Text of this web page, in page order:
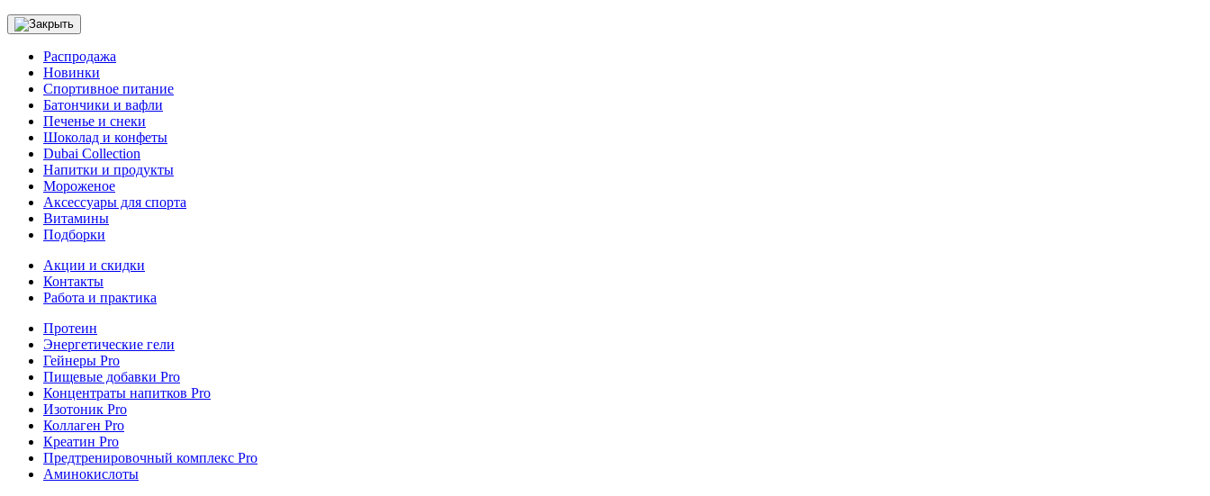
Распродажа
Новинки
Спортивное питание
Батончики и вафли
Печенье и снеки
Шоколад и конфеты
Dubai Collection
Напитки и продукты
Мороженое
Аксессуары для спорта
Витамины
Подборки
Акции и скидки
Контакты
Работа и практика
Протеин
Энергетические гели
Гейнеры Pro
Пищевые добавки Pro
Концентраты напитков Pro
Изотоник Pro
Коллаген Pro
Креатин Pro
Предтренировочный комплекс Pro
Аминокислоты